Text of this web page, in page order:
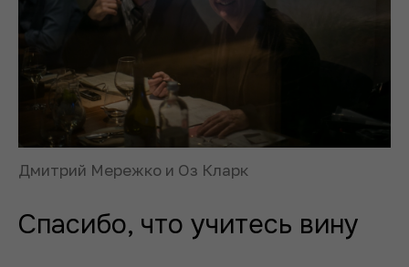
Дмитрий Мережко и Оз Кларк
Спасибо, что учитесь вину